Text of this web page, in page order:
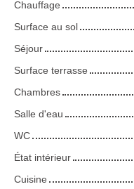
Chauffage
Surface au sol
Séjour
Surface terrasse
Chambres
Salle d'eau
WC
État intérieur
Cuisine